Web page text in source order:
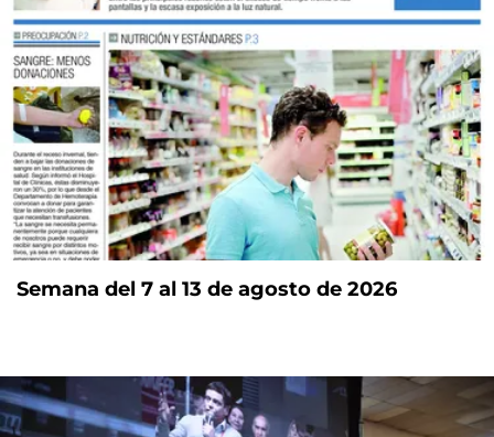
Semana del 7 al 13 de agosto de 2026